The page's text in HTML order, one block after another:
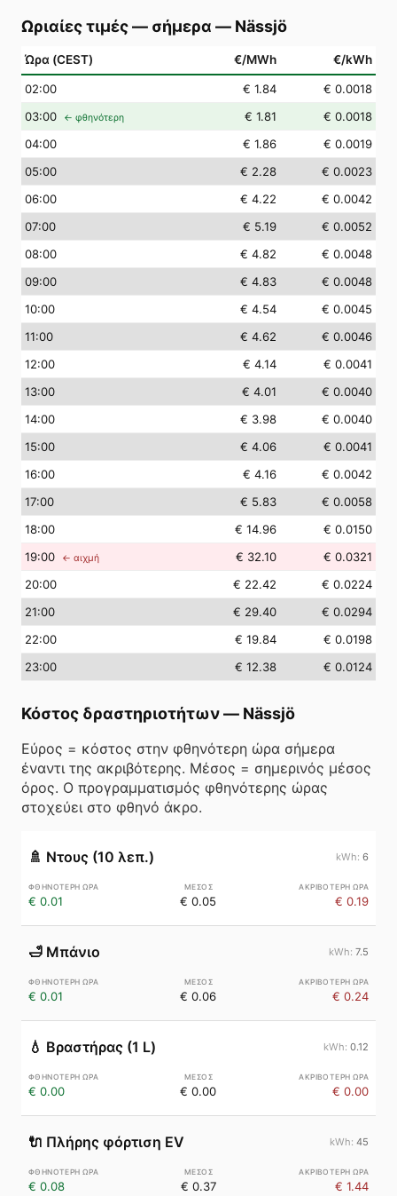
Ωριαίες τιμές — σήμερα — Nässjö
Ώρα (CEST) €/MWh €/kWh
02:00 € 1.84
€ 0.0018
03:00 ← φθηνότερη € 1.81
€ 0.0018
04:00 € 1.86
€ 0.0019
05:00 € 2.28
€ 0.0023
06:00 € 4.22
€ 0.0042
07:00 € 5.19
€ 0.0052
08:00 € 4.82
€ 0.0048
09:00 € 4.83
€ 0.0048
10:00 € 4.54
€ 0.0045
11:00 € 4.62
€ 0.0046
12:00 € 4.14
€ 0.0041
13:00 € 4.01
€ 0.0040
14:00 € 3.98
€ 0.0040
15:00 € 4.06
€ 0.0041
16:00 € 4.16
€ 0.0042
17:00 € 5.83
€ 0.0058
18:00 € 14.96
€ 0.0150
19:00 ← αιχμή € 32.10
€ 0.0321
20:00 € 22.42
€ 0.0224
21:00 € 29.40
€ 0.0294
22:00 € 19.84
€ 0.0198
23:00 € 12.38 € 0.0124
Κόστος δραστηριοτήτων— Nässjö
Εύρος = κόστος στην φθηνότερη ώρα σήμερα
έναντι της ακριβότερης. Μέσος = σημερινός μέσος
όρος. Ο προγραμματισμός φθηνότερης ώρας
στοχεύει στο φθηνό άκρο.
🚿 Ντους (10 λεπ.) 6
€ 0.01 € 0.05 € 0.19
🛁 Μπάνιο 7.5
€ 0.01 € 0.06 € 0.24
💧 Βραστήρας (1 L) 0.12
€ 0.00 € 0.00 € 0.00
🔌 Πλήρης φόρτιση EV 45
€ 0.08 € 0.37 € 1.44